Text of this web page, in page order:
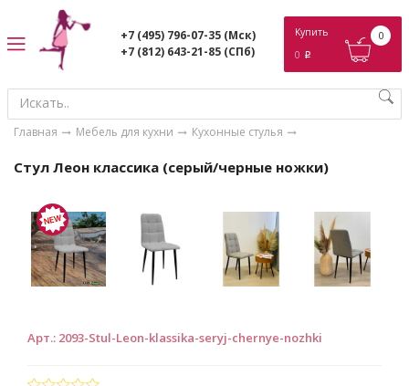
+7 (495) 796-07-35 (Мск)
+7 (812) 643-21-85 (СПб)
Купить
0 p
0
Главная Мебель для кухни Кухонные стулья
Стул Леон классика (серый/черные ножки)
Арт.: 2093-Stul-Leon-klassika-seryj-chernye-nozhki